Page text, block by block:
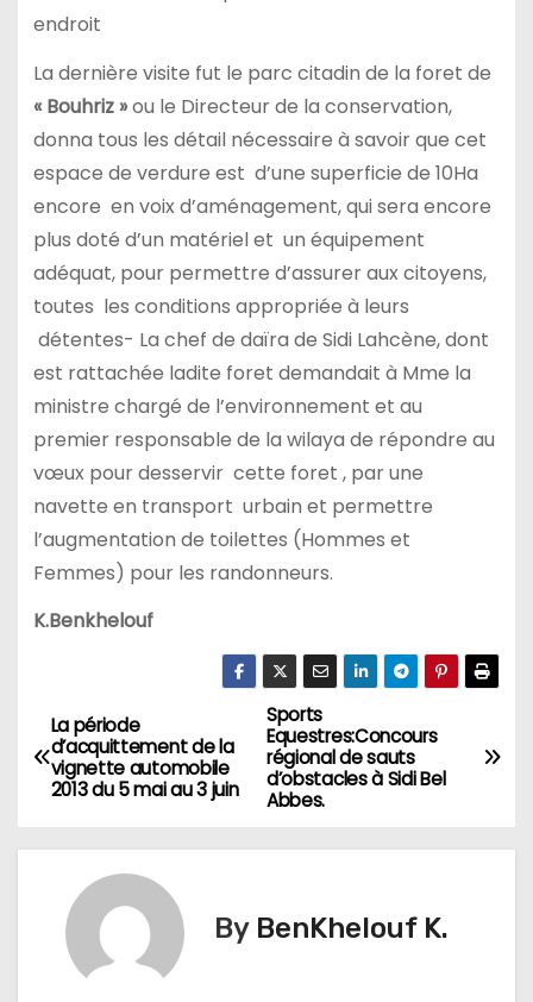
endroit
La dernière visite fut le parc citadin de la foret de
« Bouhriz »ou le Directeur de la conservation,
donna tous les détail nécessaire à savoir que cet
espace de verdure est d’une superficie de 10Ha
encore en voix d’aménagement, qui sera encore
plus doté d’un matériel et un équipement
adéquat, pour permettre d’assurer aux citoyens,
toutes les conditions appropriée à leurs
détentes- La chef de daïra de Sidi Lahcène, dont
est rattachée ladite foret demandait à Mme la
ministre chargé de l’environnement et au
premier responsable de la wilaya de répondre au
vœux pour desservir cette foret , par une
navette en transport urbain et permettre
l’augmentation de toilettes (Hommes et
Femmes) pour les randonneurs.
K.Benkhelouf
N
a
Sports
Equestres:Concours
régional de sauts
d’obstacles à Sidi Bel
Abbes.
La période
d’acquittement de la
vignette automobile
2013 du 5 mai au 3 juin
By BenKhelouf K.